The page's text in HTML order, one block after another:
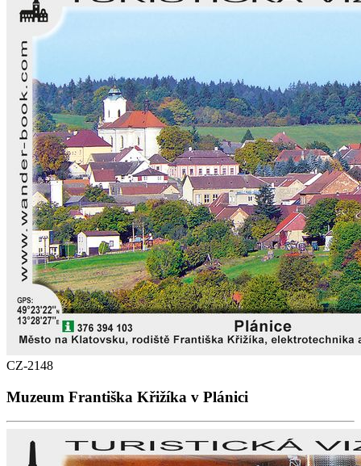
CZ-2148
Muzeum Františka Křižíka v Plánici